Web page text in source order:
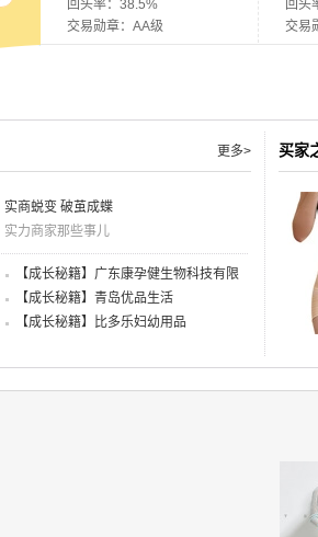
回头率：38.5%
交易勋章：AA级
回头
交易
更多>
实商蜕变 破茧成蝶
实力商家那些事儿
【成长秘籍】广东康孕健生物科技有限
公司
【成长秘籍】青岛优品生活
【成长秘籍】比多乐妇幼用品
买家